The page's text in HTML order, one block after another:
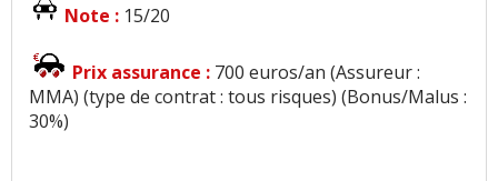
Note : 15/20
Prix assurance : 700 euros/an (Assureur :
MMA) (type de contrat : tous risques) (Bonus/Malus :
30%)